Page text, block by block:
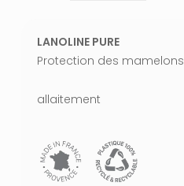
LANOLINE PURE
Protection des mamelons
allaitement